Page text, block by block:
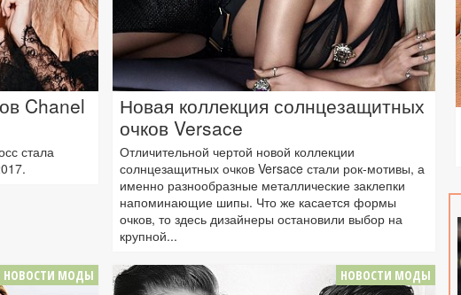
Chanel
стала
Новая коллекция солнцезащитных
очков Versace
Отличительной чертой новой коллекции
солнцезащитных очков Versace стали рок-мотивы, а
именно разнообразные металлические заклепки
напоминающие шипы. Что же касается формы
очков, то здесь дизайнеры остановили выбор на
крупной...
НОВОСТИ МОДЫ НОВОСТИ МОДЫ